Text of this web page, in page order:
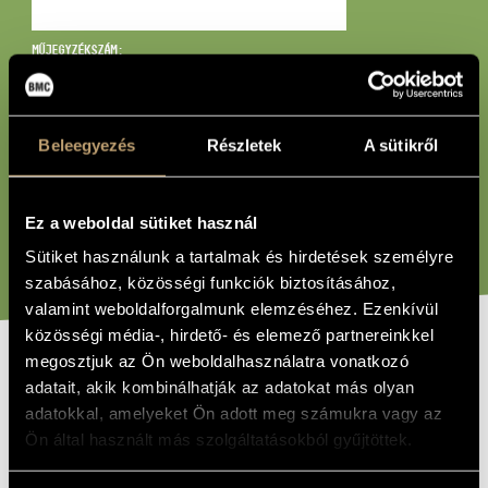
Beleegyezés Részletek A sütikről
Ez a weboldal sütiket használ
Sütiket használunk a tartalmak és hirdetések személyre
szabásához, közösségi funkciók biztosításához,
valamint weboldalforgalmunk elemzéséhez. Ezenkívül
közösségi média-, hirdető- és elemező partnereinkkel
megosztjuk az Ön weboldalhasználatra vonatkozó
adatait, akik kombinálhatják az adatokat más olyan
adatokkal, amelyeket Ön adott meg számukra vagy az
Ön által használt más szolgáltatásokból gyűjtöttek.
ZENEMŰ-ADATBÁZIS
ZENEI KÖNYVTÁR, ONLINE KATALÓGUS
MŰJEGYZÉKSZÁM:
BÁRMI:
CÍM
PÉLDÁNY Glaubst du an die Unsterblichkeit der Seele (1982-83)